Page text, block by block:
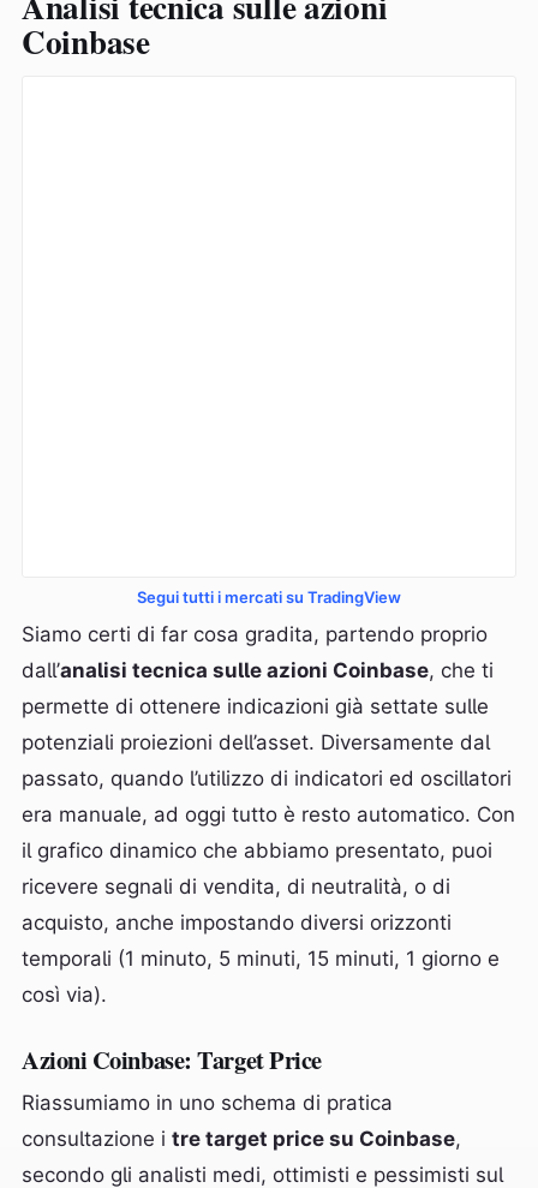
Coinbase
Segui tutti i mercati su TradingView
Siamo certi di far cosa gradita, partendo proprio
dall’analisi tecnica sulle azioni Coinbase, che ti
permette di ottenere indicazioni già settate sulle
potenziali proiezioni dell’asset. Diversamente dal
passato, quando l’utilizzo di indicatori ed oscillatori
era manuale, ad oggi tutto è resto automatico. Con
il grafico dinamico che abbiamo presentato, puoi
ricevere segnali di vendita, di neutralità, o di
acquisto, anche impostando diversi orizzonti
temporali (1 minuto, 5 minuti, 15 minuti, 1 giorno e
così via).
Azioni Coinbase: Target Price
Riassumiamo in uno schema di pratica
consultazione i tre target price su Coinbase,
secondo gli analisti medi, ottimisti e pessimisti sul